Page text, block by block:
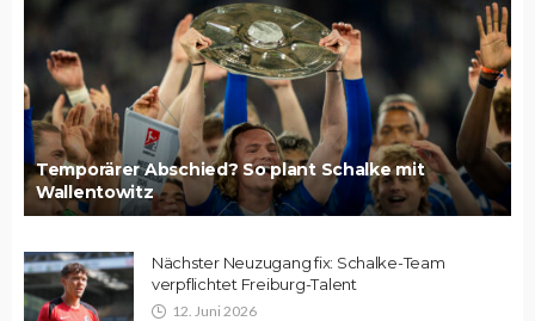
Temporärer Abschied? So plant Schalke mit
Wallentowitz
Nächster Neuzugang fix: Schalke-Team
verpflichtet Freiburg-Talent
12. Juni 2026